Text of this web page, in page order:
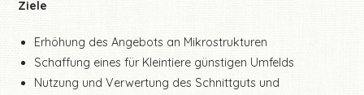
Ziele
Erhöhung des Angebots an Mikrostrukturen
Schaffung eines für Kleintiere günstigen Umfelds
Nutzung und Verwertung des Schnittguts und